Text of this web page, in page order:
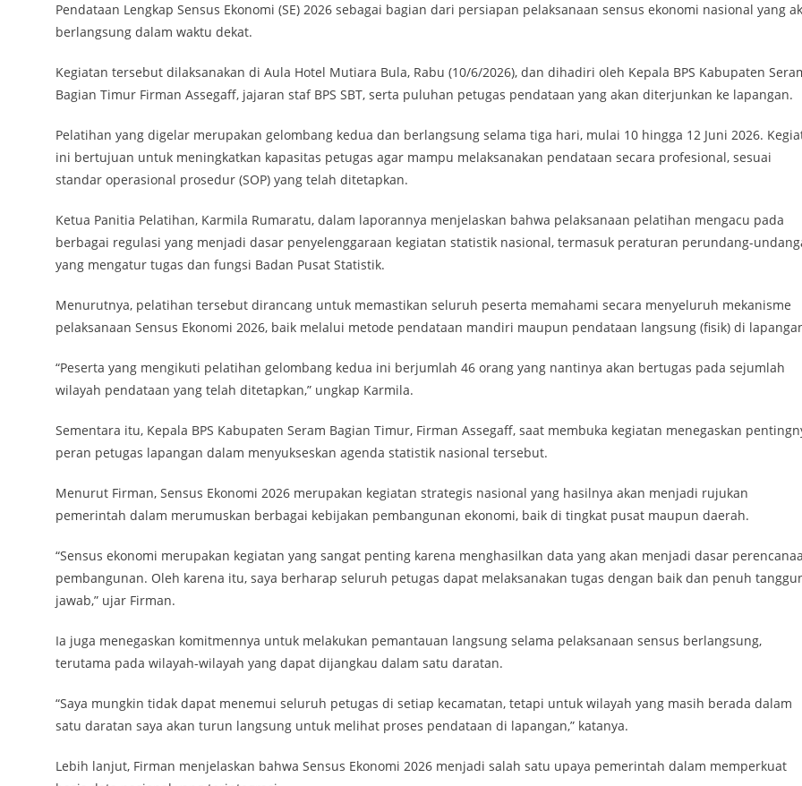
Pendataan Lengkap Sensus Ekonomi (SE) 2026 sebagai bagian dari persiapan pelaksanaan sensus ekonomi nasional yang
berlangsung dalam waktu dekat.
Kegiatan tersebut dilaksanakan di Aula Hotel Mutiara Bula, Rabu (10/6/2026), dan dihadiri oleh Kepala BPS Kabupaten
Bagian Timur Firman Assegaff, jajaran staf BPS SBT, serta puluhan petugas pendataan yang akan diterjunkan ke lapangan.
Pelatihan yang digelar merupakan gelombang kedua dan berlangsung selama tiga hari, mulai 10 hingga 12 Juni 2026.
ini bertujuan untuk meningkatkan kapasitas petugas agar mampu melaksanakan pendataan secara profesional, sesuai
standar operasional prosedur (SOP) yang telah ditetapkan.
Ketua Panitia Pelatihan, Karmila Rumaratu, dalam laporannya menjelaskan bahwa pelaksanaan pelatihan mengacu pada
berbagai regulasi yang menjadi dasar penyelenggaraan kegiatan statistik nasional, termasuk peraturan perundang-
yang mengatur tugas dan fungsi Badan Pusat Statistik.
Menurutnya, pelatihan tersebut dirancang untuk memastikan seluruh peserta memahami secara menyeluruh mekanisme
pelaksanaan Sensus Ekonomi 2026, baik melalui metode pendataan mandiri maupun pendataan langsung (fisik) di
“Peserta yang mengikuti pelatihan gelombang kedua ini berjumlah 46 orang yang nantinya akan bertugas pada sejumlah
wilayah pendataan yang telah ditetapkan,” ungkap Karmila.
Sementara itu, Kepala BPS Kabupaten Seram Bagian Timur, Firman Assegaff, saat membuka kegiatan menegaskan
peran petugas lapangan dalam menyukseskan agenda statistik nasional tersebut.
Menurut Firman, Sensus Ekonomi 2026 merupakan kegiatan strategis nasional yang hasilnya akan menjadi rujukan
pemerintah dalam merumuskan berbagai kebijakan pembangunan ekonomi, baik di tingkat pusat maupun daerah.
“Sensus ekonomi merupakan kegiatan yang sangat penting karena menghasilkan data yang akan menjadi dasar
pembangunan. Oleh karena itu, saya berharap seluruh petugas dapat melaksanakan tugas dengan baik dan penuh
jawab,” ujar Firman.
Ia juga menegaskan komitmennya untuk melakukan pemantauan langsung selama pelaksanaan sensus berlangsung,
terutama pada wilayah-wilayah yang dapat dijangkau dalam satu daratan.
“Saya mungkin tidak dapat menemui seluruh petugas di setiap kecamatan, tetapi untuk wilayah yang masih berada dalam
satu daratan saya akan turun langsung untuk melihat proses pendataan di lapangan,” katanya.
Lebih lanjut, Firman menjelaskan bahwa Sensus Ekonomi 2026 menjadi salah satu upaya pemerintah dalam memperkuat